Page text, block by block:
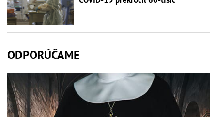
ODPORÚČAME